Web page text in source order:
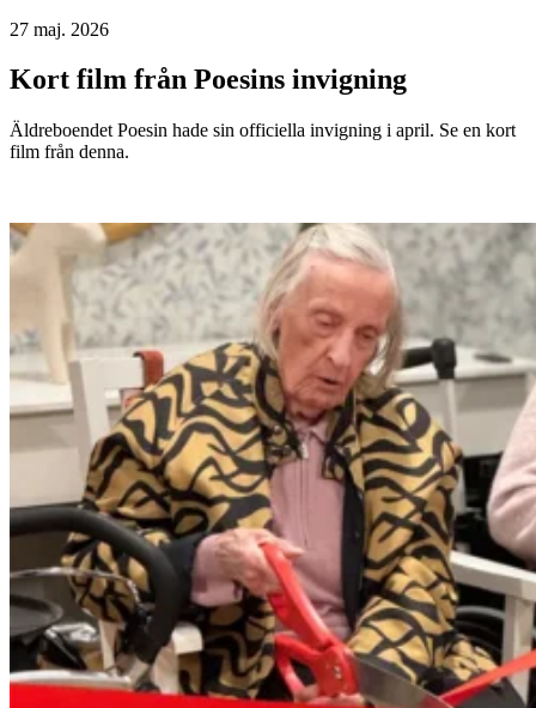
27 maj. 2026
Kort film från Poesins invigning
Äldreboendet Poesin hade sin officiella invigning i april. Se en kort
film från denna.